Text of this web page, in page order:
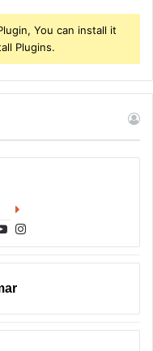
You can install it
Plugins.
YouTube